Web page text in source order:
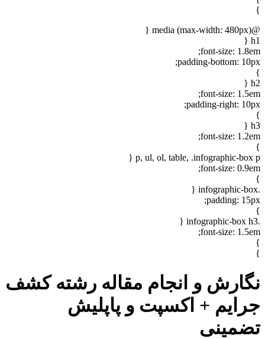
}
@media (max-width: 480px) {
h1 {
font-size: 1.8em;
padding-bottom: 10px;
}
h2 {
font-size: 1.5em;
padding-right: 10px;
}
h3 {
font-size: 1.2em;
}
p, ul, ol, table, .infographic-box p {
font-size: 0.9em;
}
.infographic-box {
padding: 15px;
}
.infographic-box h3 {
font-size: 1.5em;
}
}
نگارش و انجام مقاله رشته کشف
جرایم + اکسپت و پاپلیش
تضمینی